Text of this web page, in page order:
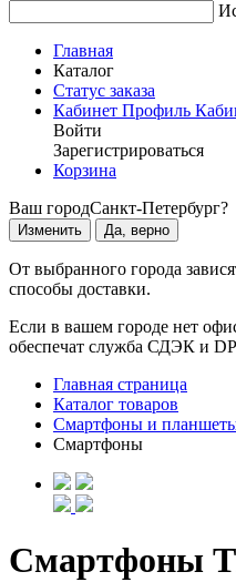
Главная
Каталог
Статус заказа
Кабинет Профиль
Войти
Зарегистрироваться
Корзина
Ваш городСанкт-Петербург?
Изменить Да, верно
От выбранного города
способы доставки.
Если в вашем городе нет
обеспечат служба СДЭК и
Главная страница
Каталог товаров
Смартфоны и
Смартфоны
Смартфоны